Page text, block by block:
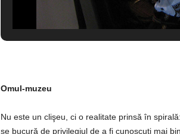
Omul-muzeu
Nu este un clişeu, ci o realitate prinsă în
se bucură de privilegiul de a fi cunoscuţi mai